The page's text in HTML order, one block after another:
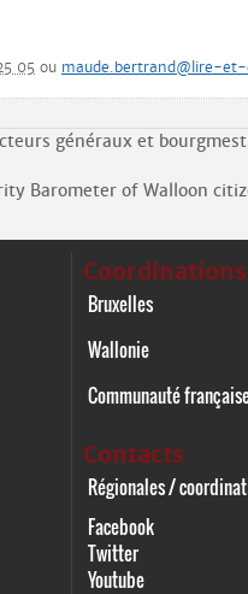
05 ou maude.bertrand@lire-et-
généraux et
Barometer of Walloon
Coordinations
Bruxelles
Wallonie
Communauté
Contacts
Régionales /
Facebook
Twitter
Youtube